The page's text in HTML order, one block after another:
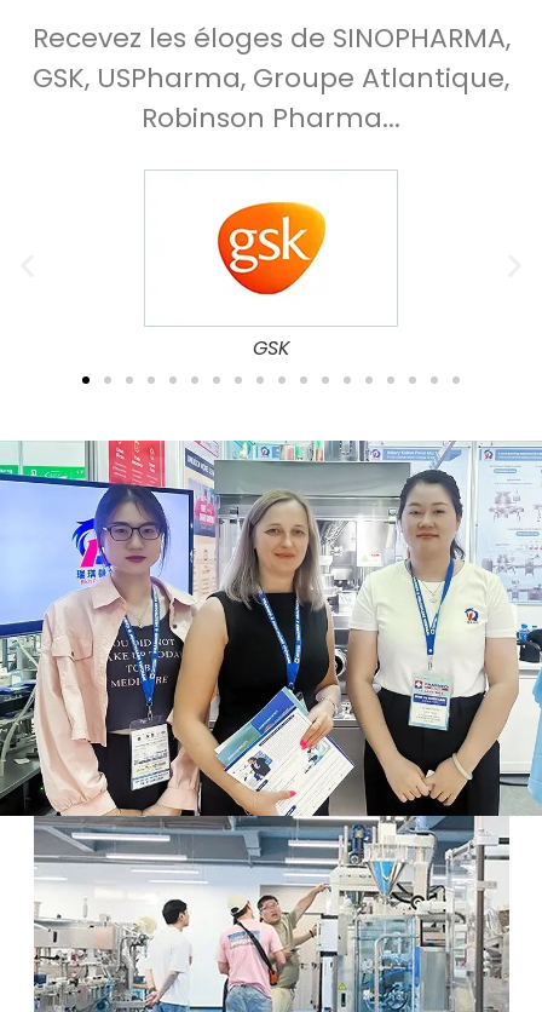
Recevez les éloges de SINOPHARMA,
GSK, USPharma, Groupe Atlantique,
Robinson Pharma...
UCB